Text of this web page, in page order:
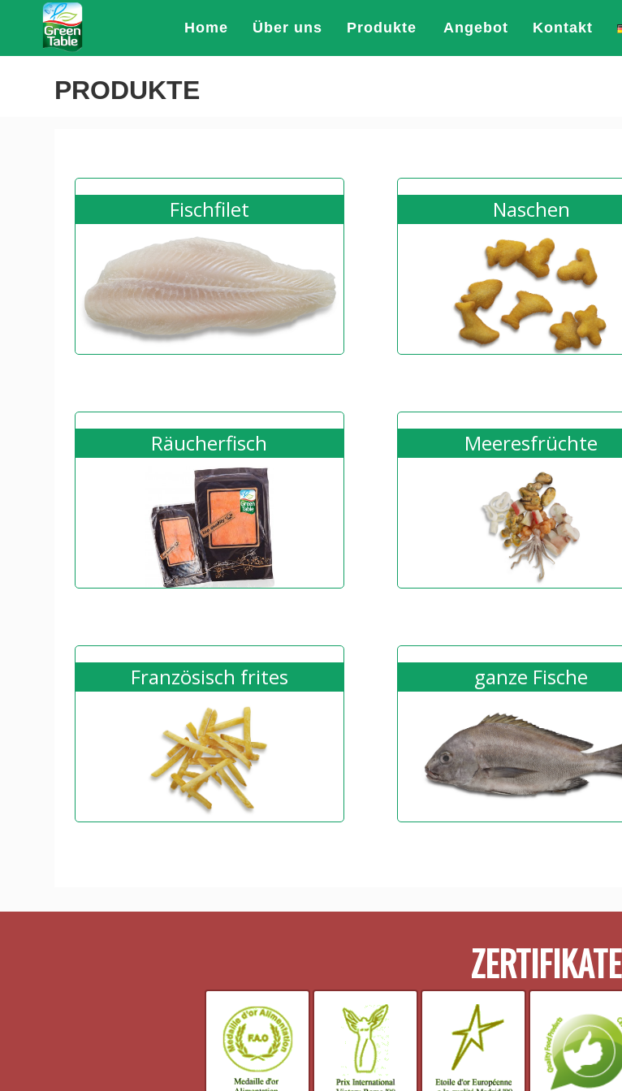
Home Über uns Produkte Angebot Kontakt
PRODUKTE
Fischfilet Naschen
Räucherfisch Meeresfrüchte
Französisch frites ganze Fische
ZERTIFIKATE